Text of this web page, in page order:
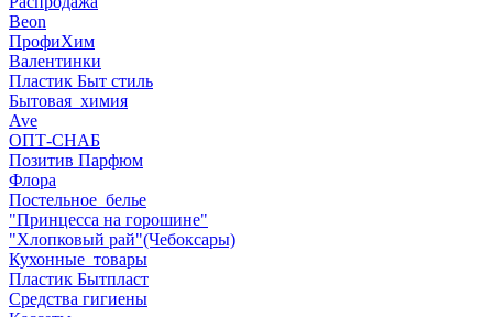
Beon
ПрофиХим
Валентинки
Пластик Быт стиль
Бытовая_химия
Ave
ОПТ-СНАБ
Позитив Парфюм
Флора
Постельное_белье
"Принцесса на горошине"
"Хлопковый рай"(Чебоксары)
Кухонные_товары
Пластик Бытпласт
Средства гигиены